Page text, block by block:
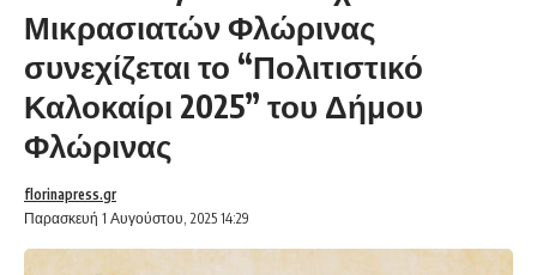
Μικρασιατών Φλώρινας
συνεχίζεται το “Πολιτιστικό
Καλοκαίρι 2025” του Δήμου
Φλώρινας
Παρασκευή 1 Αυγούστου, 2025 14:29
florinapress.gr